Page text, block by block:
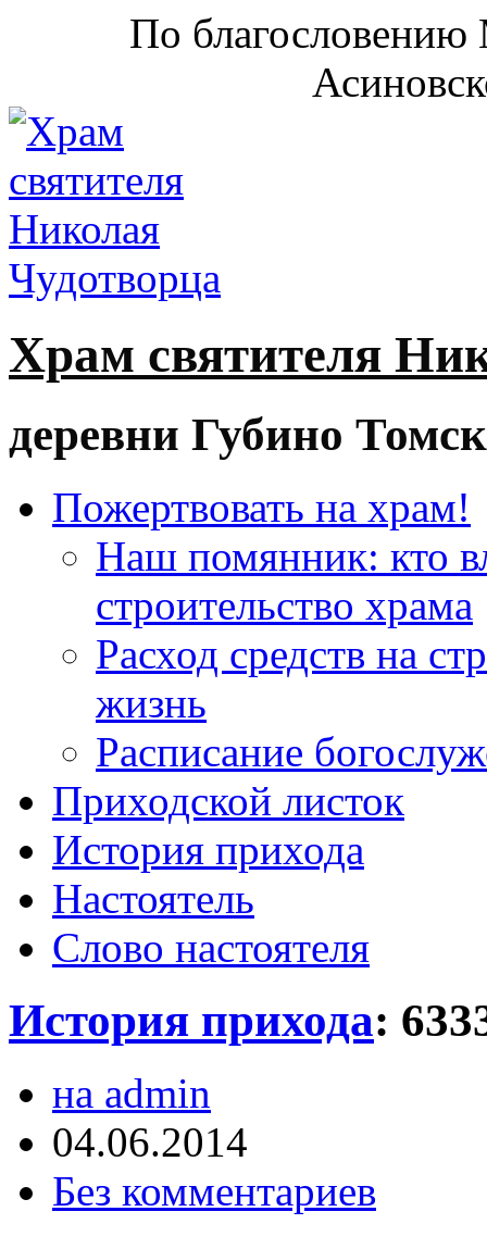
По благословению
Храм святителя
деревни Губино
Пожертвовать на храм!
Наш помянник: кто
строительство храма
Расход средств на
жизнь
Расписание
Приходской листок
История прихода
Настоятель
Слово настоятеля
История прихода:
на admin
04.06.2014
Без комментариев